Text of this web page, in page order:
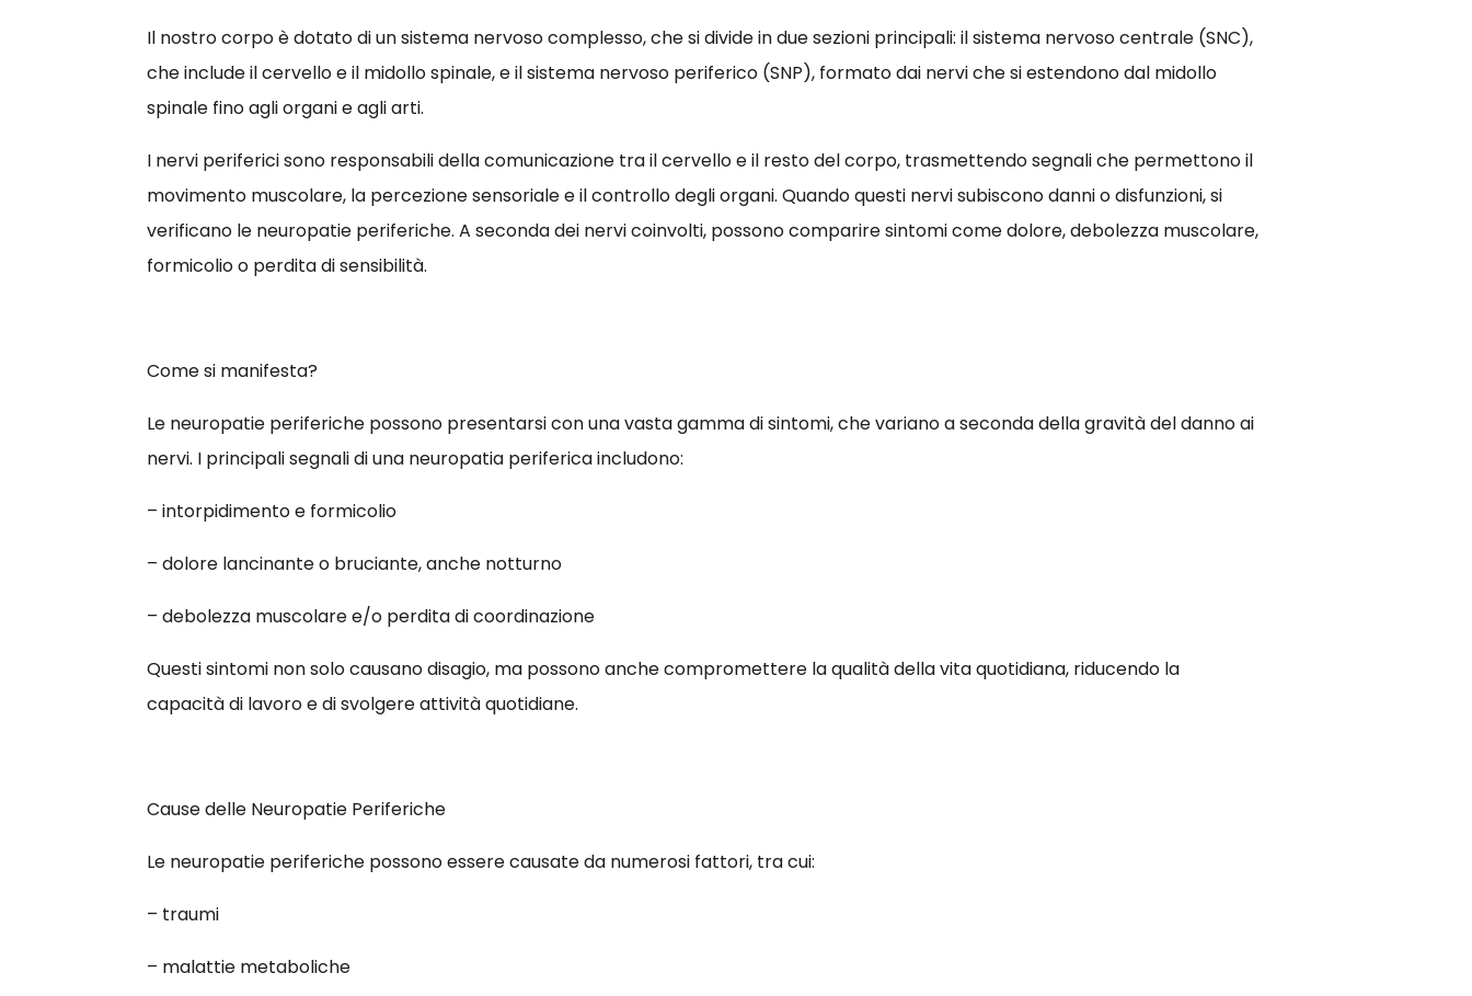
Il nostro corpo è dotato di un sistema nervoso complesso, che si divide in due sezioni principali: il sistema nervoso centrale (SNC),
che include il cervello e il midollo spinale, e il sistema nervoso periferico (SNP), formato dai nervi che si estendono dal midollo
spinale fino agli organi e agli arti.
I nervi periferici sono responsabili della comunicazione tra il cervello e il resto del corpo, trasmettendo segnali che permettono il
movimento muscolare, la percezione sensoriale e il controllo degli organi. Quando questi nervi subiscono danni o disfunzioni, si
verificano le neuropatie periferiche. A seconda dei nervi coinvolti, possono comparire sintomi come dolore, debolezza muscolare,
formicolio o perdita di sensibilità.
Come si manifesta?
Le neuropatie periferiche possono presentarsi con una vasta gamma di sintomi, che variano a seconda della gravità del danno ai
nervi. I principali segnali di una neuropatia periferica includono:
– intorpidimento e formicolio
– dolore lancinante o bruciante, anche notturno
– debolezza muscolare e/o perdita di coordinazione
Questi sintomi non solo causano disagio, ma possono anche compromettere la qualità della vita quotidiana, riducendo la
capacità di lavoro e di svolgere attività quotidiane.
Cause delle Neuropatie Periferiche
Le neuropatie periferiche possono essere causate da numerosi fattori, tra cui:
– traumi
– malattie metaboliche